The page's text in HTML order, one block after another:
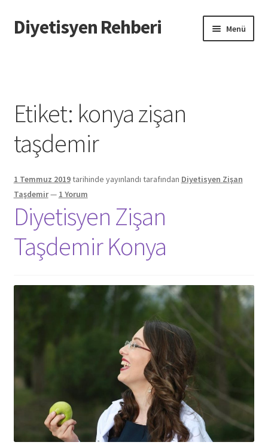
Dolaşıma
geç
İçeriğe
geç
Diyetisyen Rehberi Menü
Hata Bildir
iletişim
Sayfamı Düzenlemek İstiyorum
Yardım
Formu doldurun biz sayfanızı oluşturalım
Etiket: konya zişan
taşdemir
1 Temmuz 2019tarihinde yayınlandı tarafından Diyetisyen Zişan
Taşdemir— 1 Yorum
Diyetisyen Zişan
Taşdemir Konya